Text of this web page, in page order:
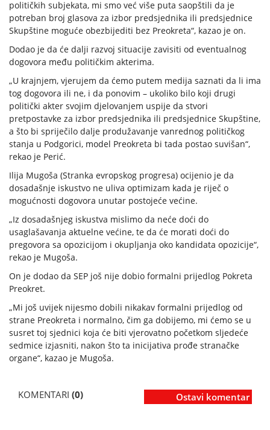
političkih subjekata, mi smo već više puta saopštili da je
potreban broj glasova za izbor predsjednika ili predsjednice
Skupštine moguće obezbijediti bez Preokreta“, kazao je on.
Dodao je da će dalji razvoj situacije zavisiti od eventualnog
dogovora među političkim akterima.
„U krajnjem, vjerujem da ćemo putem medija saznati da li ima
tog dogovora ili ne, i da ponovim – ukoliko bilo koji drugi
politički akter svojim djelovanjem uspije da stvori
pretpostavke za izbor predsjednika ili predsjednice Skupštine,
a što bi spriječilo dalje produžavanje vanrednog političkog
stanja u Podgorici, model Preokreta bi tada postao suvišan“,
rekao je Perić.
Ilija Mugoša (Stranka evropskog progresa) ocijenio je da
dosadašnje iskustvo ne uliva optimizam kada je riječ o
mogućnosti dogovora unutar postojeće većine.
„Iz dosadašnjeg iskustva mislimo da neće doći do
usaglašavanja aktuelne većine, te da će morati doći do
pregovora sa opozicijom i okupljanja oko kandidata opozicije“,
rekao je Mugoša.
On je dodao da SEP još nije dobio formalni prijedlog Pokreta
Preokret.
„Mi još uvijek nijesmo dobili nikakav formalni prijedlog od
strane Preokreta i normalno, čim ga dobijemo, mi ćemo se u
susret toj sjednici koja će biti vjerovatno početkom sljedeće
sedmice izjasniti, nakon što ta inicijativa prođe stranačke
organe“, kazao je Mugoša.
KOMENTARI (0) Ostavi komentar